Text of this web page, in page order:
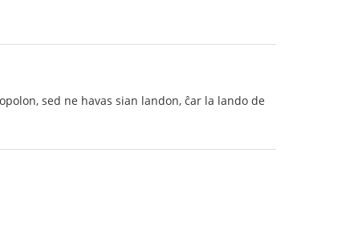
sed ne havas sian landon, ĉar la lando de